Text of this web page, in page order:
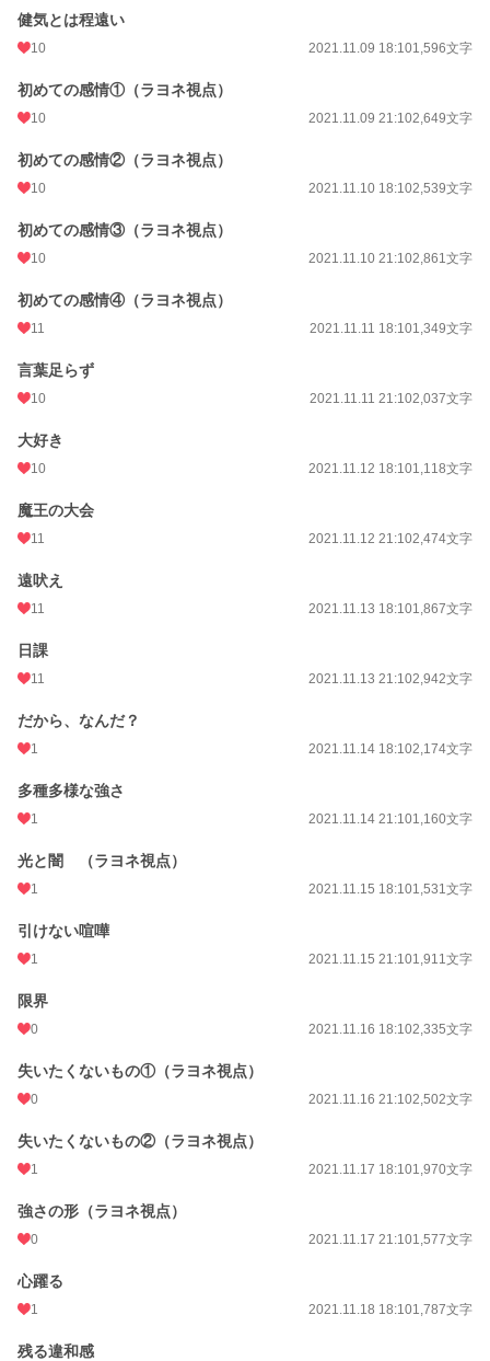
健気とは程遠い
10 2021.11.09 18:101,596文字
初めての感情①（ラヨネ視点）
10 2021.11.09 21:102,649文字
初めての感情②（ラヨネ視点）
10 2021.11.10 18:102,539文字
初めての感情③（ラヨネ視点）
10 2021.11.10 21:102,861文字
初めての感情④（ラヨネ視点）
11 2021.11.11 18:101,349文字
言葉足らず
10 2021.11.11 21:102,037文字
大好き
10 2021.11.12 18:101,118文字
魔王の大会
11 2021.11.12 21:102,474文字
遠吠え
11 2021.11.13 18:101,867文字
日課
11 2021.11.13 21:102,942文字
だから、なんだ？
1 2021.11.14 18:102,174文字
多種多様な強さ
1 2021.11.14 21:101,160文字
光と闇 （ラヨネ視点）
1 2021.11.15 18:101,531文字
引けない喧嘩
1 2021.11.15 21:101,911文字
限界
0 2021.11.16 18:102,335文字
失いたくないもの①（ラヨネ視点）
0 2021.11.16 21:102,502文字
失いたくないもの②（ラヨネ視点）
1 2021.11.17 18:101,970文字
強さの形（ラヨネ視点）
0 2021.11.17 21:101,577文字
心躍る
1 2021.11.18 18:101,787文字
残る違和感